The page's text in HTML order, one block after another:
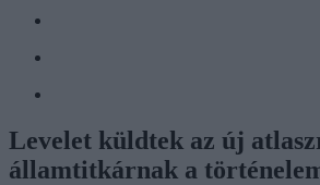
Levelet küldtek az új
államtitkárnak a